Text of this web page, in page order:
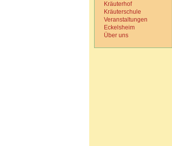
Kräuterhof
Kräuterschule
Veranstaltungen
Eckelsheim
Über uns